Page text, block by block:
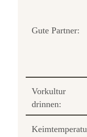
Gute Partner:
Vorkultur
drinnen:
Keimtemperatu